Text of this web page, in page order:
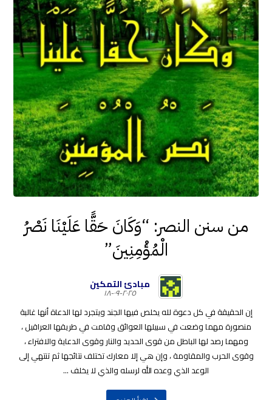
من سنن النصر: “وَكَانَ حَقًّا عَلَيْنَا نَصْرُ
الْمُؤْمِنِينَ”
مبادئ التمكين
٢٠٢٥-٠٩-١٨
إن الحقيقة في كل دعوة لله يخلص فيها الجند ويتجرد لها الدعاة أنها غالبة
منصورة مهما وضعت في سبيلها العوائق وقامت في طريقها العراقيل ،
ومهما رصد لها الباطل من قوى الحديد والنار وقوى الدعاية والافتراء ،
وقوى الحرب والمقاومة ، وإن هي إلا معارك تختلف نتائجها ثم تنتهي إلى
الوعد الذي وعده الله لرسله والذي لا يخلف ...